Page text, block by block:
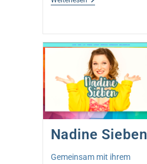
Nadine Sieben
Gemeinsam mit ihrem